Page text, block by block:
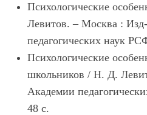
Психологические
Левитов. – Москва :
педагогических наук
Психологические
школьников / Н. Д.
Академии
48 с.